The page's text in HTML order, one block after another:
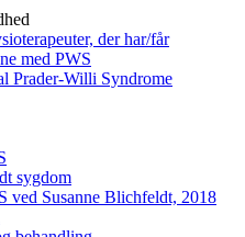
der har/får
med PWS
Prader-Willi Syndrome
sygdom
ved Susanne Blichfeldt, 2018